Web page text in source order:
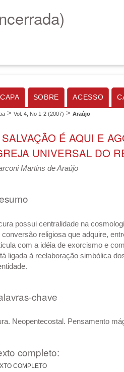
CAPA SOBRE ACESSO
> Vol. 4, No 1-2 (2007) > Araújo
É AQUI E
UNIVERSAL DO
Martins de Araújo
possui centralidade na
conversão religiosa que adquire,
com a idéia de exorcismo e
ligada à reelaboração simbólica
chave
Neopentecostal. Pensamento
completo:
COMPLETO